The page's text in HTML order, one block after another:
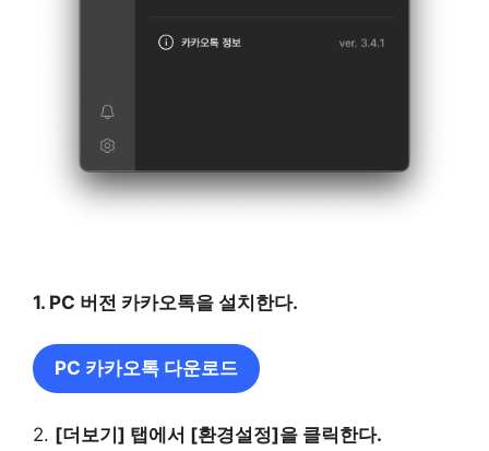
1. PC 버전 카카오톡을 설치한다.
PC 카카오톡 다운로드
2. [더보기] 탭에서 [환경설정]을 클릭한다.